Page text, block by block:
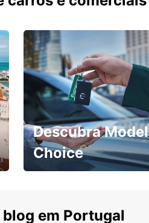
Descubra Model
Choice
em Portugal